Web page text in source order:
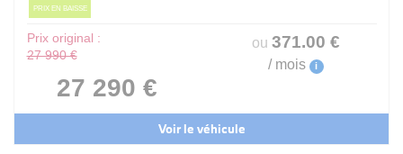
PRIX EN BAISSE
Prix original :
27 990 €
27 290 €
ou 371.00 €
/ mois i
Voir le véhicule